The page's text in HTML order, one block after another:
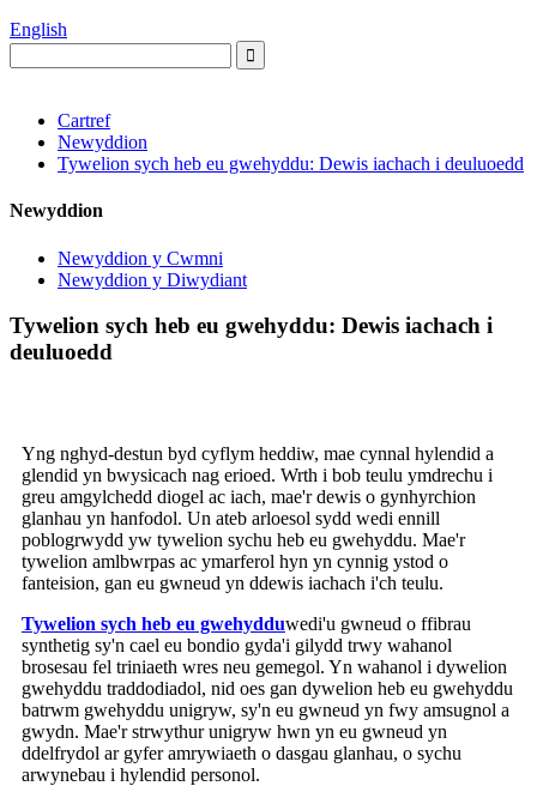
English
Cartref
Newyddion
Tywelion sych heb eu gwehyddu: Dewis iachach i deuluoedd
Newyddion
Newyddion y Cwmni
Newyddion y Diwydiant
Tywelion sych heb eu gwehyddu: Dewis iachach i
deuluoedd
Yng nghyd-destun byd cyflym heddiw, mae cynnal hylendid a
glendid yn bwysicach nag erioed. Wrth i bob teulu ymdrechu i
greu amgylchedd diogel ac iach, mae'r dewis o gynhyrchion
glanhau yn hanfodol. Un ateb arloesol sydd wedi ennill
poblogrwydd yw tywelion sychu heb eu gwehyddu. Mae'r
tywelion amlbwrpas ac ymarferol hyn yn cynnig ystod o
fanteision, gan eu gwneud yn ddewis iachach i'ch teulu.
Tywelion sych heb eu gwehydduwedi'u gwneud o ffibrau
synthetig sy'n cael eu bondio gyda'i gilydd trwy wahanol
brosesau fel triniaeth wres neu gemegol. Yn wahanol i dywelion
gwehyddu traddodiadol, nid oes gan dywelion heb eu gwehyddu
batrwm gwehyddu unigryw, sy'n eu gwneud yn fwy amsugnol a
gwydn. Mae'r strwythur unigryw hwn yn eu gwneud yn
ddelfrydol ar gyfer amrywiaeth o dasgau glanhau, o sychu
arwynebau i hylendid personol.